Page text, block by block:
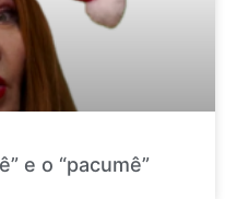
e o “pacumê”